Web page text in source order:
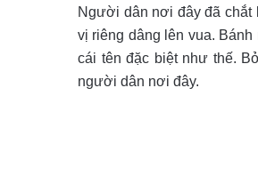
Người dân nơi đây đã chắt
vị riêng dâng lên vua.
cái tên đặc biệt như thế.
người dân nơi đây.